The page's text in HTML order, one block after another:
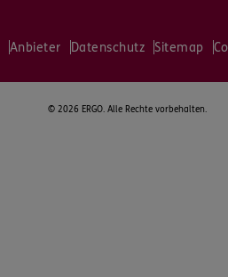
Anbieter Datenschutz Sitemap
© 2026 ERGO. Alle Rechte vorbehalten.